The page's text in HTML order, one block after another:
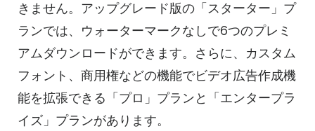
きません。アップグレード版の「スターター」プ
ランでは、ウォーターマークなしで6つのプレミ
アムダウンロードができます。さらに、カスタム
フォント、商用権などの機能でビデオ広告作成機
能を拡張できる「プロ」プランと「エンタープラ
イズ」プランがあります。